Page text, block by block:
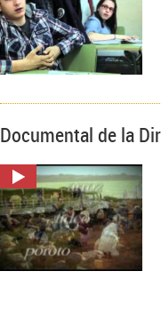
Documental de la